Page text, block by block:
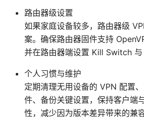
路由器级设置
如果家庭设备较多，路由器级
案。确保路由器固件支持
并在路由器端设置 Kill Switch 与
个人习惯与维护
定期清理无用设备的 VPN 配置
件、备份关键设置，保持客户端
性，减少因为版本差异带来的兼